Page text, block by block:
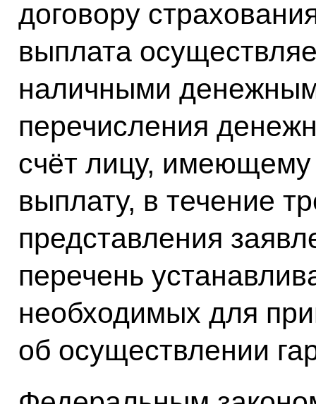
договору
выплата
наличными
перечисления
счёт лицу,
выплату, в течение
представления
перечень
необходимых для
об осуществлении